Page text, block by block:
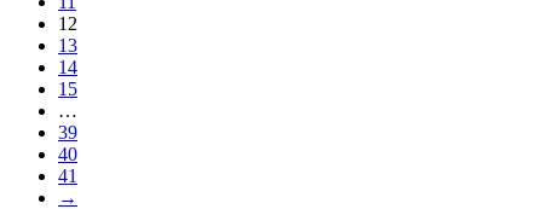
12
13
14
15
…
39
40
41
→